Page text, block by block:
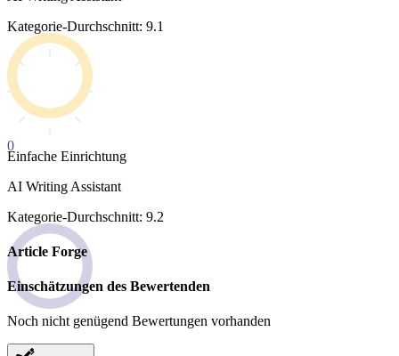
Kategorie-Durchschnitt: 9.1
0
Einfache Einrichtung
AI Writing Assistant
Kategorie-Durchschnitt: 9.2
Article Forge
Einschätzungen des Bewertenden
Noch nicht genügend Bewertungen vorhanden